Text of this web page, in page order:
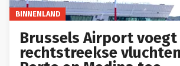
BINNENLAND
Brussels Airport voegt
rechtstreekse